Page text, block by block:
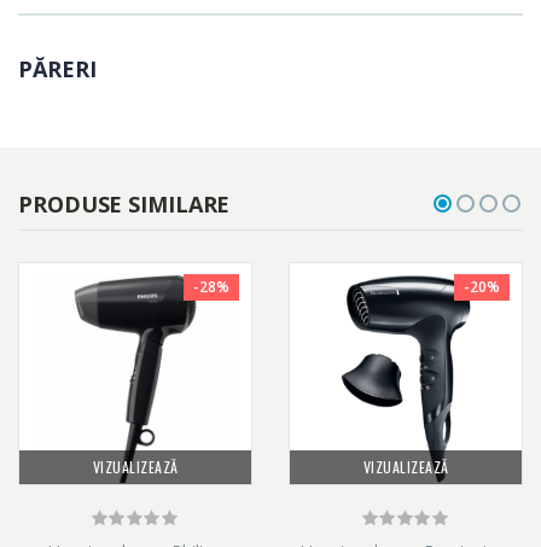
setari diferite ce faciliteaza obtinerea unei coafuri perfecte rapid
PĂRERI
PRODUSE SIMILARE
VIZUALIZEAZĂ
-28%
VIZUALIZEAZĂ
-20%